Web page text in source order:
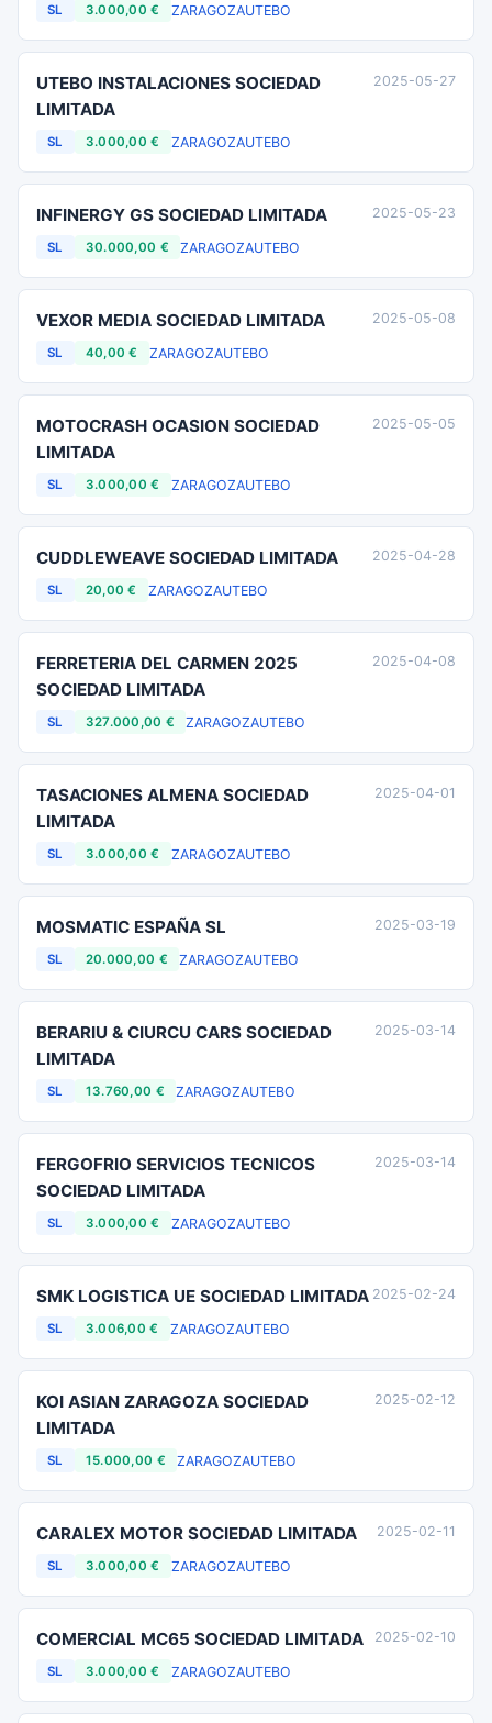
SL 3.000,00 € ZARAGOZAUTEBO
UTEBO INSTALACIONES SOCIEDAD
LIMITADA
SL 3.000,00 € ZARAGOZAUTEBO
2025-05-27
INFINERGY GS SOCIEDAD LIMITADA
SL 30.000,00 € ZARAGOZAUTEBO
2025-05-23
VEXOR MEDIA SOCIEDAD LIMITADA
SL 40,00 € ZARAGOZAUTEBO
2025-05-08
MOTOCRASH OCASION SOCIEDAD
LIMITADA
SL 3.000,00 € ZARAGOZAUTEBO
2025-05-05
CUDDLEWEAVE SOCIEDAD LIMITADA
SL 20,00 € ZARAGOZAUTEBO
2025-04-28
FERRETERIA DEL CARMEN 2025
SOCIEDAD LIMITADA
SL 327.000,00 € ZARAGOZAUTEBO
2025-04-08
TASACIONES ALMENA SOCIEDAD
LIMITADA
SL 3.000,00 € ZARAGOZAUTEBO
2025-04-01
MOSMATIC ESPAÑA SL
SL 20.000,00 € ZARAGOZAUTEBO
2025-03-19
BERARIU & CIURCU CARS SOCIEDAD
LIMITADA
SL 13.760,00 € ZARAGOZAUTEBO
2025-03-14
FERGOFRIO SERVICIOS TECNICOS
SOCIEDAD LIMITADA
SL 3.000,00 € ZARAGOZAUTEBO
2025-03-14
SMK LOGISTICA UE SOCIEDAD LIMITADA
SL 3.006,00 € ZARAGOZAUTEBO
2025-02-24
KOI ASIAN ZARAGOZA SOCIEDAD
LIMITADA
SL 15.000,00 € ZARAGOZAUTEBO
2025-02-12
CARALEX MOTOR SOCIEDAD LIMITADA
SL 3.000,00 € ZARAGOZAUTEBO
2025-02-11
COMERCIAL MC65 SOCIEDAD LIMITADA
SL 3.000,00 € ZARAGOZAUTEBO
2025-02-10